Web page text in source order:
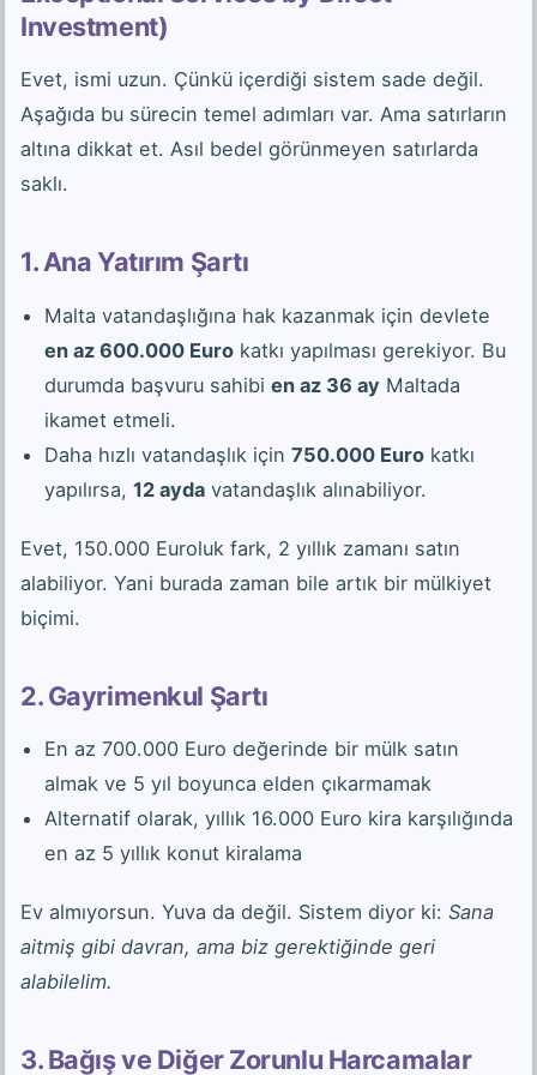
Investment)
Evet, ismi uzun. Çünkü içerdiği sistem sade değil.
Aşağıda bu sürecin temel adımları var. Ama satırların
altına dikkat et. Asıl bedel görünmeyen satırlarda
saklı.
1. Ana Yatırım Şartı
Malta vatandaşlığına hak kazanmak için devlete
en az 600.000 Euro katkı yapılması gerekiyor. Bu
durumda başvuru sahibi en az 36 ay Maltada
ikamet etmeli.
Daha hızlı vatandaşlık için 750.000 Euro katkı
yapılırsa, 12 ayda vatandaşlık alınabiliyor.
Evet, 150.000 Euroluk fark, 2 yıllık zamanı satın
alabiliyor. Yani burada zaman bile artık bir mülkiyet
biçimi.
2. Gayrimenkul Şartı
En az 700.000 Euro değerinde bir mülk satın
almak ve 5 yıl boyunca elden çıkarmamak
Alternatif olarak, yıllık 16.000 Euro kira karşılığında
en az 5 yıllık konut kiralama
Ev almıyorsun. Yuva da değil. Sistem diyor ki: Sana
aitmiş gibi davran, ama biz gerektiğinde geri
alabilelim.
3. Bağış ve Diğer Zorunlu Harcamalar